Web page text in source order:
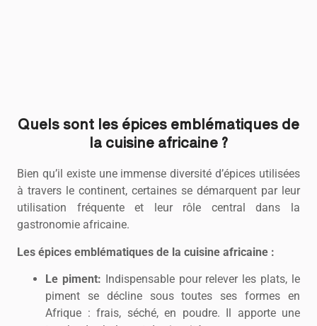
Quels sont les épices emblématiques de
la cuisine africaine ?
Bien qu’il existe une immense diversité d’épices utilisées
à travers le continent, certaines se démarquent par leur
utilisation fréquente et leur rôle central dans la
gastronomie africaine.
Les épices emblématiques de la cuisine africaine :
Le piment: Indispensable pour relever les plats, le
piment se décline sous toutes ses formes en
Afrique : frais, séché, en poudre. Il apporte une